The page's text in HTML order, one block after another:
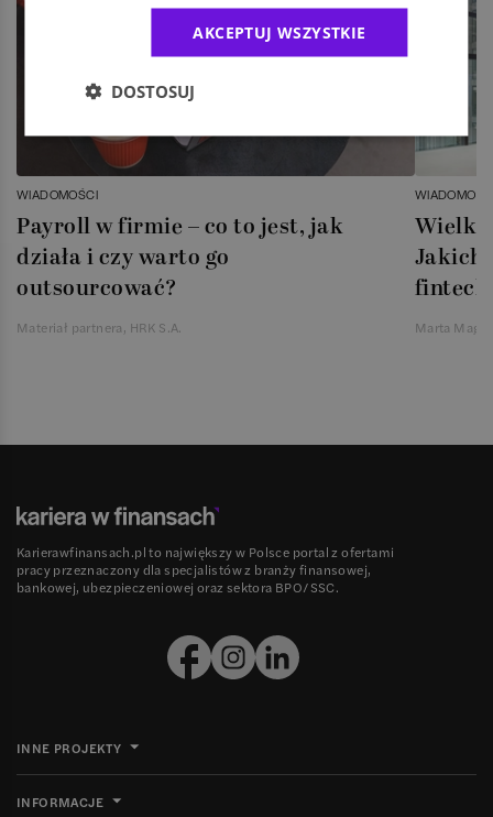
WIADOMOŚCI
Payroll w firmie – co to jest, jak
działa i czy warto go
outsourcować?
Materiał partnera, HRK S.A.
Jakich
Marta
Karierawfinansach.pl to największy w Polsce portal z ofertami
pracy przeznaczony dla specjalistów z branży finansowej,
bankowej, ubezpieczeniowej oraz sektora BPO/SSC.
INNE PROJEKTY
INFORMACJE
AKCEPTUJ WSZYSTKIE
DOSTOSUJ